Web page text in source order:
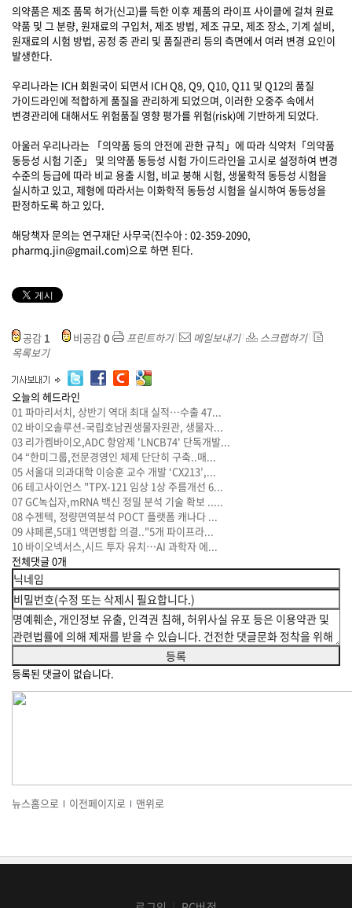
의약품은 제조 품목 허가(신고)를 득한 이후 제품의 라이프 사이클에 걸쳐 원료
약품 및 그 분량, 원재료의 구입처, 제조 방법, 제조 규모, 제조 장소, 기계 설비,
원재료의 시험 방법, 공정 중 관리 및 품질관리 등의 측면에서 여러 변경 요인이
발생한다.
우리나라는 ICH 회원국이 되면서 ICH Q8, Q9, Q10, Q11 및 Q12의 품질
가이드라인에 적합하게 품질을 관리하게 되었으며, 이러한 오중주 속에서
변경관리에 대해서도 위험품질 영향 평가를 위험(risk)에 기반하게 되었다.
아울러 우리나라는 「의약품 등의 안전에 관한 규칙」에 따라 식약처「의약품
동등성 시험 기준」 및 의약품 동등성 시험 가이드라인을 고시로 설정하여 변경
수준의 등급에 따라 비교 용출 시험, 비교 붕해 시험, 생물학적 동등성 시험을
실시하고 있고, 제형에 따라서는 이화학적 동등성 시험을 실시하여 동등성을
판정하도록 하고 있다.
해당책자 문의는 연구재단 사무국(진수아 : 02-359-2090,
pharmq.jin@gmail.com)으로 하면 된다.
공감 1 비공감0 프린트하기 메일보내기
스크랩하기
목록보기
오늘의 헤드라인
01 파마리서치, 상반기 역대 최대 실적…수출 47...
02 바이오솔루션-국립호남권생물자원관, 생물자...
03 리가켐바이오,ADC 항암제 'LNCB74' 단독개발...
04 “한미그룹,전문경영인 체제 단단히 구축..매...
05 서울대 의과대학 이승훈 교수 개발 ‘CX213’,...
06 테고사이언스 "TPX-121 임상 1상 주름개선 6...
07GC녹십자,mRNA 백신 정밀 분석 기술 확보 .....
08수젠텍, 정량면역분석 POCT 플랫폼 캐나다 ...
09샤페론,5대1 액면병합 의결.."5개 파이프라...
10 바이오넥서스,시드 투자 유치…AI 과학자 에...
전체댓글0개
등록된 댓글이 없습니다.
뉴스홈으로 이전페이지로 맨위로